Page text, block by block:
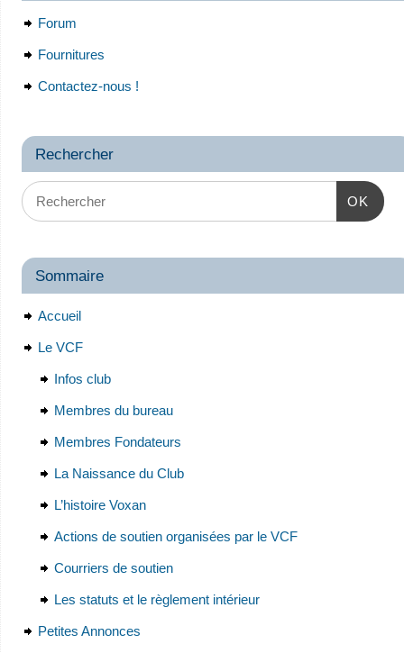
Forum
Fournitures
Contactez-nous !
Rechercher
OK
Sommaire
Accueil
Le VCF
Infos club
Membres du bureau
Membres Fondateurs
La Naissance du Club
L’histoire Voxan
Actions de soutien organisées par le VCF
Courriers de soutien
Les statuts et le règlement intérieur
Petites Annonces